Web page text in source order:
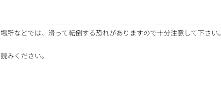
などでは、滑って転倒する恐れがありますので十分注意して下さい。
みください。